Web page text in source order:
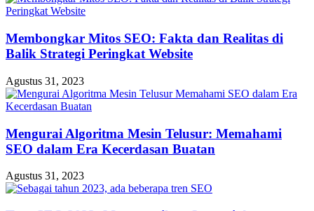
Membongkar Mitos SEO: Fakta dan Realitas di
Balik Strategi Peringkat Website
Agustus 31, 2023
Mengurai Algoritma Mesin Telusur: Memahami
SEO dalam Era Kecerdasan Buatan
Agustus 31, 2023